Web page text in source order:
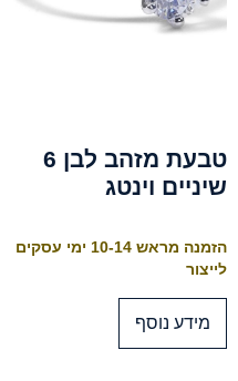
טבעת מזהב לבן 6
שיניים וינטג
הזמנה מראש 10-14 ימי עסקים
לייצור
מידע נוסף